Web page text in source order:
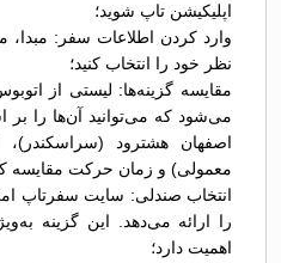
اپلیکیشن تاپ شوید؛
وارد کردن اطلاعات سفر:
نظر خود را انتخاب کنید؛
مقایسه گزینه‌ها: لیستی از
می‌شود که می‌توانید آن‌ها را
معمولی) و زمان حرکت مقایسه
انتخاب صندلی: سایت سفرتاپ
را ارائه می‌دهد. این گزینه
اهمیت دارد؛